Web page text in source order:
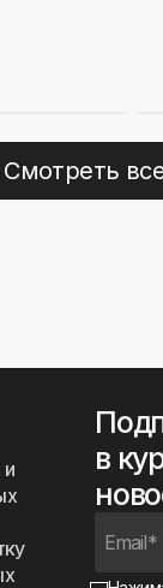
Смотреть
и
в